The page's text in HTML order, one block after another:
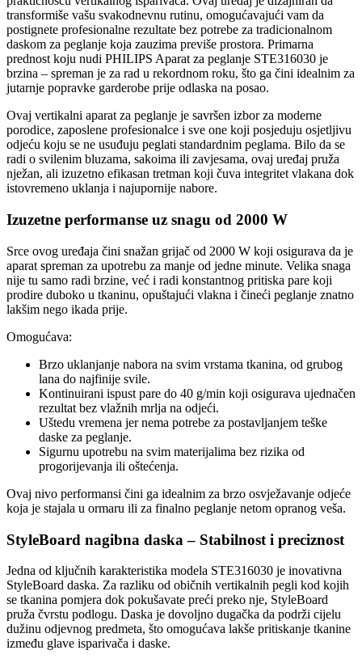
transformiše vašu svakodnevnu rutinu, omogućavajući vam da
postignete profesionalne rezultate bez potrebe za tradicionalnom
daskom za peglanje koja zauzima previše prostora. Primarna
prednost koju nudi PHILIPS Aparat za peglanje STE316030 je
brzina – spreman je za rad u rekordnom roku, što ga čini idealnim za
jutarnje popravke garderobe prije odlaska na posao.
Ovaj vertikalni aparat za peglanje je savršen izbor za moderne
porodice, zaposlene profesionalce i sve one koji posjeduju osjetljivu
odjeću koju se ne usuđuju peglati standardnim peglama. Bilo da se
radi o svilenim bluzama, sakoima ili zavjesama, ovaj uređaj pruža
nježan, ali izuzetno efikasan tretman koji čuva integritet vlakana dok
istovremeno uklanja i najupornije nabore.
Izuzetne performanse uz snagu od 2000 W
Srce ovog uređaja čini snažan grijač od 2000 W koji osigurava da je
aparat spreman za upotrebu za manje od jedne minute. Velika snaga
nije tu samo radi brzine, već i radi konstantnog pritiska pare koji
prodire duboko u tkaninu, opuštajući vlakna i čineći peglanje znatno
lakšim nego ikada prije.
Omogućava:
Brzo uklanjanje nabora na svim vrstama tkanina, od grubog
lana do najfinije svile.
Kontinuirani ispust pare do 40 g/min koji osigurava ujednačen
rezultat bez vlažnih mrlja na odjeći.
Uštedu vremena jer nema potrebe za postavljanjem teške
daske za peglanje.
Sigurnu upotrebu na svim materijalima bez rizika od
progorijevanja ili oštećenja.
Ovaj nivo performansi čini ga idealnim za brzo osvježavanje odjeće
koja je stajala u ormaru ili za finalno peglanje netom opranog veša.
StyleBoard nagibna daska – Stabilnost i preciznost
Jedna od ključnih karakteristika modela STE316030 je inovativna
StyleBoard daska. Za razliku od običnih vertikalnih pegli kod kojih
se tkanina pomjera dok pokušavate preći preko nje, StyleBoard
pruža čvrstu podlogu. Daska je dovoljno dugačka da podrži cijelu
dužinu odjevnog predmeta, što omogućava lakše pritiskanje tkanine
između glave isparivača i daske.